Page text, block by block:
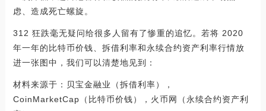
虑、造成死亡螺旋。
312 狂跌毫无疑问给很多人留有了惨重的追忆。若将 2020
年一年的比特币价钱、拆借利率和永续合约资产利率行情放
进一张图中，我们可以清楚地见到：
材料来源于：贝宝金融业（拆借利率），
CoinMarketCap（比特币价钱），火币网（永续合约资产利